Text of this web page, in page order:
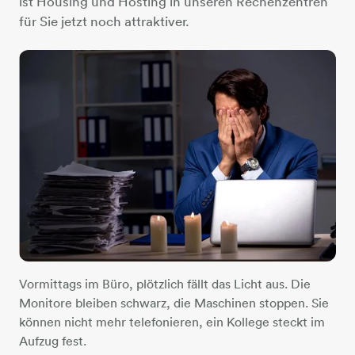
für Sie jetzt noch attraktiver.
Vormittags im Büro, plötzlich fällt das Licht aus. Die
Monitore bleiben schwarz, die Maschinen stoppen. Sie
können nicht mehr telefonieren, ein Kollege steckt im
Aufzug fest.